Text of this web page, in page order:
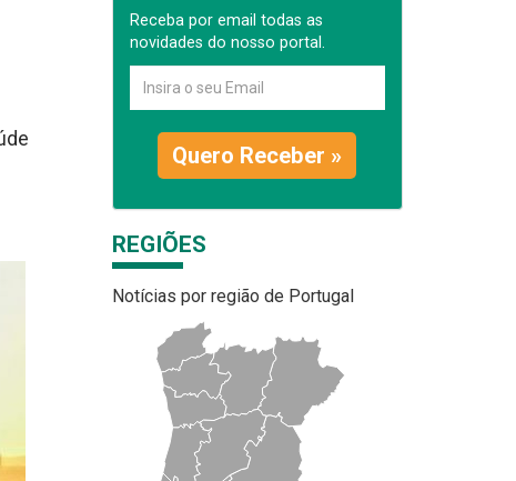
Receba por email todas as
novidades do nosso portal.
Quero Receber »
REGIÕES
Notícias por região de Portugal